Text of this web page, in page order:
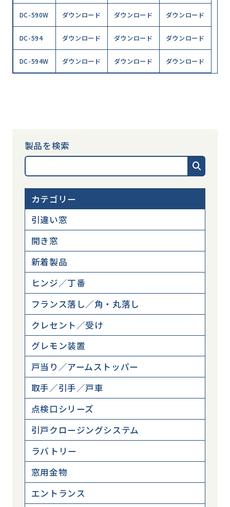
DC-590W ダウンロード ダウンロード ダウンロード
DC-594 ダウンロード ダウンロード ダウンロード
DC-594W ダウンロード ダウンロード ダウンロード
製品を検索
カテゴリー
引違い窓
開き窓
新着製品
ヒンジ／丁番
フランス落し／角・丸落し
クレセント／受け
グレモン装置
戸当り／アームストッパー
取手／引手／戸車
点検口シリーズ
引戸クロージングシステム
ラバトリー
窓用金物
エントランス